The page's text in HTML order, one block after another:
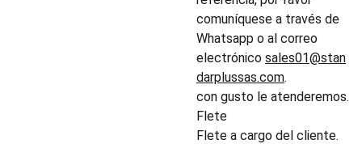
comuníquese a través de
Whatsapp o al correo
electrónico sales01@stan
darplussas.com.
con gusto le atenderemos.
Flete
Flete a cargo del cliente.